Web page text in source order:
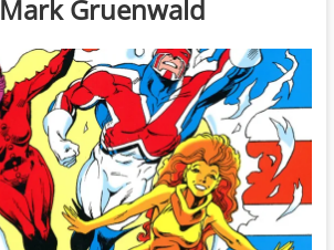
Mark Gruenwald